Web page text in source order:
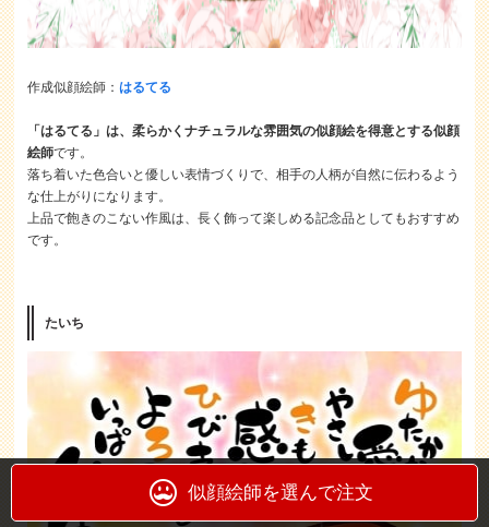
作成似顔絵師：はるてる
「はるてる」は、柔らかくナチュラルな雰囲気の似顔絵を得意とする似顔
絵師です。
落ち着いた色合いと優しい表情づくりで、相手の人柄が自然に伝わるよう
な仕上がりになります。
上品で飽きのこない作風は、長く飾って楽しめる記念品としてもおすすめ
です。
たいち
似顔絵師を選んで注文